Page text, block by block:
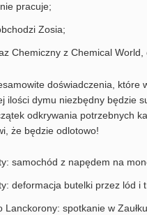
pracuje;
Zosia;
Chemiczny z Chemical
doświadczenia, które
ilości dymu niezbędny będzie
odkrywania potrzebnych
że będzie odlotowo!
samochód z napędem na
deformacja butelki przez lód i
Lanckorony: spotkanie w